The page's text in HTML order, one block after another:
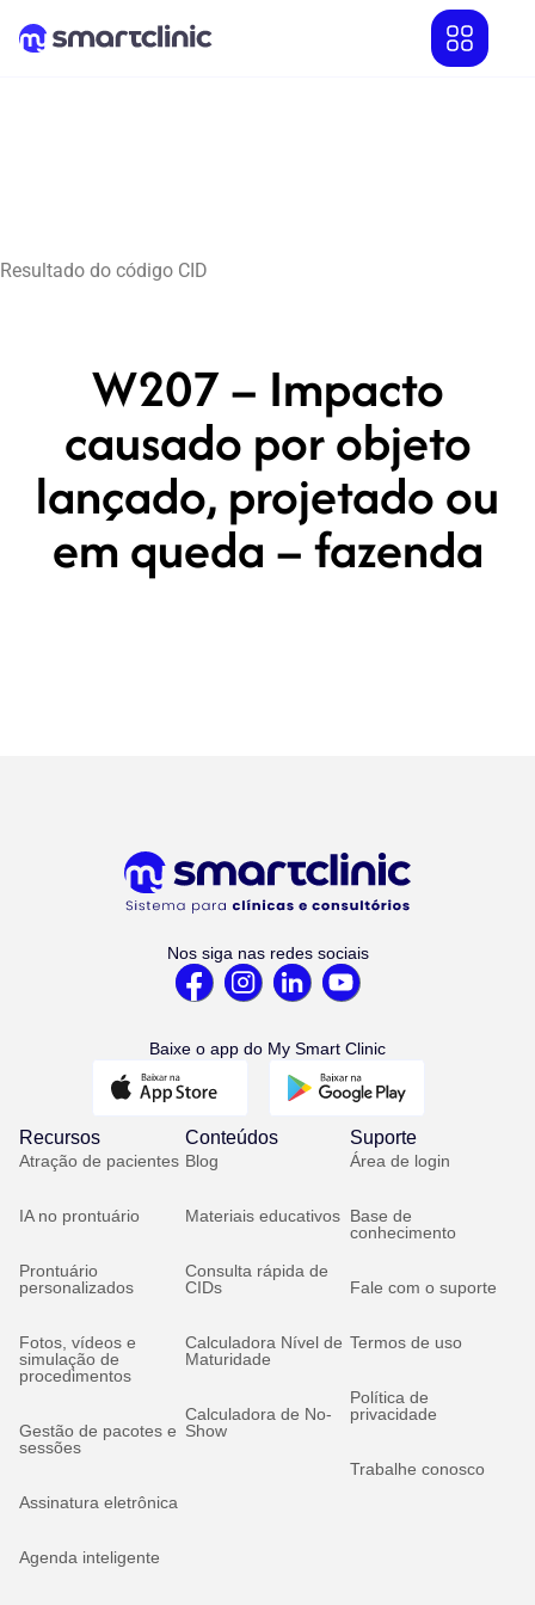
Resultado do código CID
W207 – Impacto
causado por objeto
lançado, projetado ou
em queda – fazenda
Nos siga nas redes sociais
Baixe o app do My Smart Clinic
Recursos
Atração de pacientes
IA no prontuário
Prontuário
personalizados
Fotos, vídeos e
simulação de
procedimentos
Gestão de pacotes e
sessões
Assinatura eletrônica
Agenda inteligente
Conteúdos
Blog
Materiais educativos
Consulta rápida de
CIDs
Calculadora Nível de
Maturidade
Calculadora de No-
Show
Suporte
Área de login
Base de
conhecimento
Fale com o suporte
Termos de uso
Política de
privacidade
Trabalhe conosco